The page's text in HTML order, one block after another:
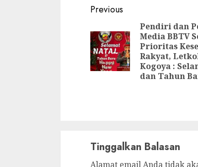
Continue
Reading
Previous
Pendiri dan
Media BBTV
Prioritas
Rakyat,
Kogoya :
dan Tahun
Tinggalkan Balasan
Alamat email Anda tidak